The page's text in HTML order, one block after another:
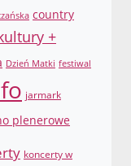
country
+
Dzień Matki festiwal
jarmark
plenerowe
koncerty w